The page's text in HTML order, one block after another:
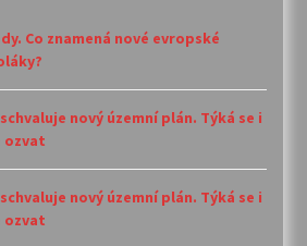
Co znamená nové evropské
nový územní plán. Týká se i
ozvat
nový územní plán. Týká se i
ozvat